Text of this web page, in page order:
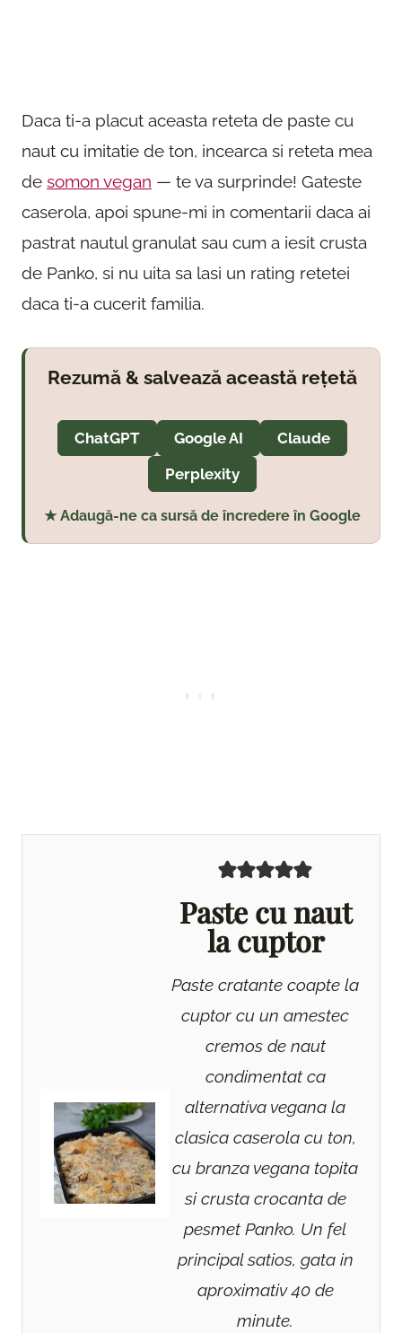
Daca ti-a placut aceasta reteta de paste cu
naut cu imitatie de ton, incearca si reteta mea
de somon vegan — te va surprinde! Gateste
caserola, apoi spune-mi in comentarii daca ai
pastrat nautul granulat sau cum a iesit crusta
de Panko, si nu uita sa lasi un rating retetei
daca ti-a cucerit familia.
Rezumă & salvează această rețetă
ChatGPT Google AI
Claude
Perplexity
★ Adaugă-ne ca sursă de încredere în Google
Paste cu naut
la cuptor
Paste cratante coapte la
cuptor cu un amestec
cremos de naut
condimentat ca
alternativa vegana la
clasica caserola cu ton,
cu branza vegana topita
si crusta crocanta de
pesmet Panko. Un fel
principal satios, gata in
aproximativ 40 de
minute.